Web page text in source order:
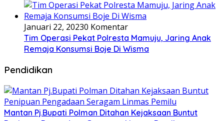
Januari 22, 20230 Komentar
Tim Operasi Pekat Polresta Mamuju, Jaring Anak
Remaja Konsumsi Boje Di Wisma
Pendidikan
Mantan Pj.Bupati Polman Ditahan Kejaksaan Buntut